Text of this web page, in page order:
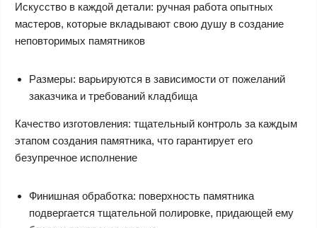
Искусство в каждой детали: ручная работа опытных
мастеров, которые вкладывают свою душу в создание
неповторимых памятников
Размеры: варьируются в зависимости от пожеланий
заказчика и требований кладбища
Качество изготовления: тщательный контроль за каждым
этапом создания памятника, что гарантирует его
безупречное исполнение
Финишная обработка: поверхность памятника
подвергается тщательной полировке, придающей ему